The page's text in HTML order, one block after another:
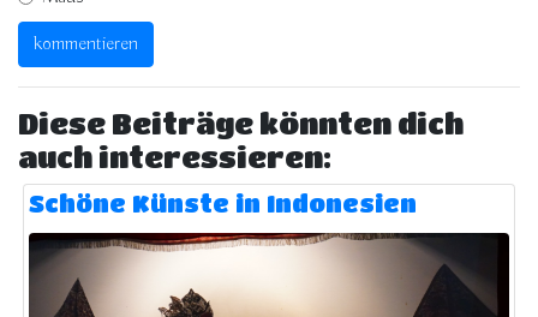
Diese Beiträge könnten dich
auch interessieren:
Schöne Künste in Indonesien